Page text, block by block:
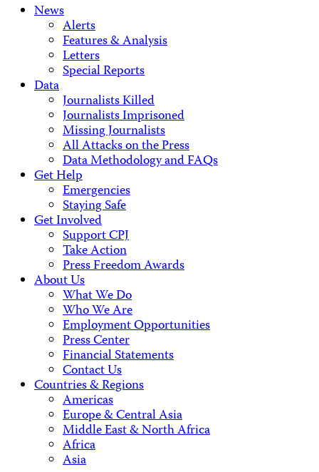
News
Alerts
Features & Analysis
Letters
Special Reports
Data
Journalists Killed
Journalists Imprisoned
Missing Journalists
All Attacks on the Press
Data Methodology and FAQs
Get Help
Emergencies
Staying Safe
Get Involved
Support CPJ
Take Action
Press Freedom Awards
About Us
What We Do
Who We Are
Employment Opportunities
Press Center
Financial Statements
Contact Us
Countries & Regions
Americas
Europe & Central Asia
Middle East & North Africa
Africa
Asia